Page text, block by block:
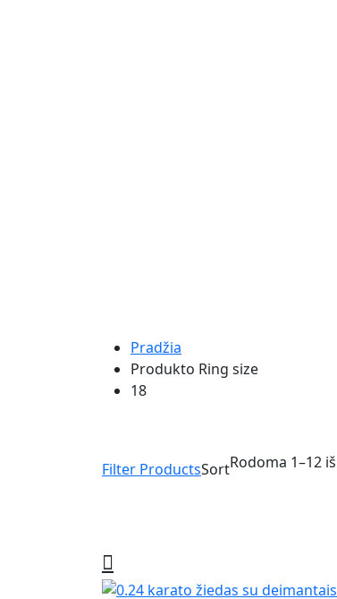
Pradžia
Produkto Ring size
18
Filter ProductsSortRodoma 1–12